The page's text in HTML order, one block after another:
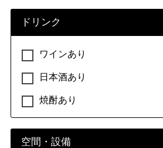
ファミレス
ラウンジ
ラウンジ
ドリンク
ワインあり
日本酒あり
焼酎あり
空間・設備